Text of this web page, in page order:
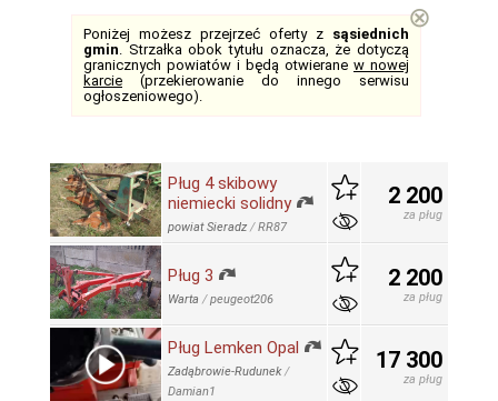
Poniżej możesz przejrzeć oferty z sąsiednich
gmin. Strzałka obok tytułu oznacza, że dotyczą
granicznych powiatów i będą otwierane w nowej
karcie (przekierowanie do innego serwisu
ogłoszeniowego).
⊗
Pług 4 skibowy
niemiecki solidny
powiat Sieradz /RR87
2 200
za pług
Pług 3
Warta /peugeot206
2 200
za pług
Pług Lemken Opal
Zadąbrowie-Rudunek/
Damian1
17 300
za pług